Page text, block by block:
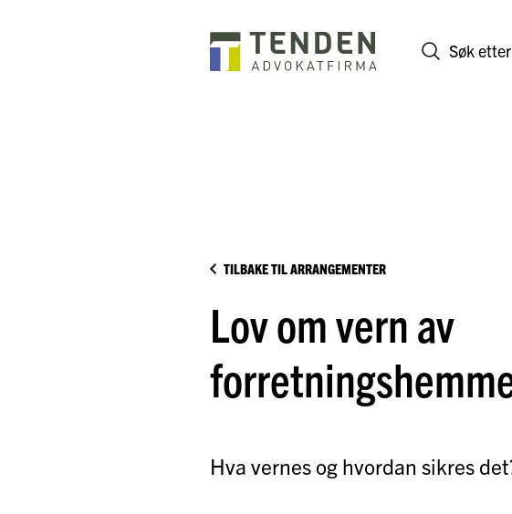
TILBAKE TIL ARRANGEMENTER
Lov om vern av
Hva vernes og hvordan sikres